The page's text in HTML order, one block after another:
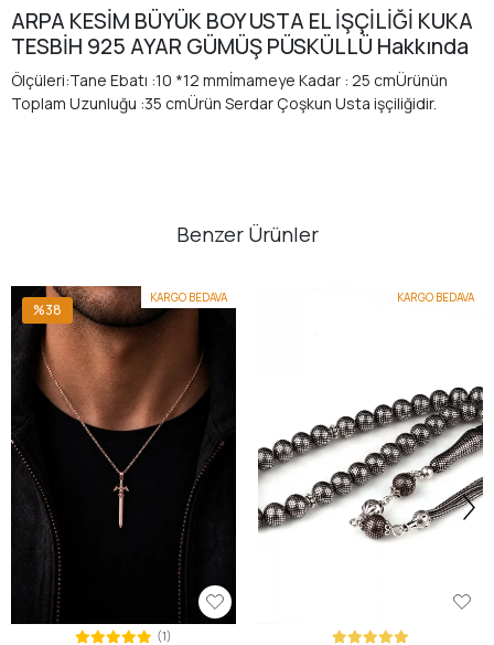
ARPA KESİM BÜYÜK BOY USTA EL İŞÇİLİĞİ KUKA
TESBİH 925 AYAR GÜMÜŞ PÜSKÜLLÜ Hakkında
Ölçüleri:Tane Ebatı :10 *12 mmİmameye Kadar : 25 cmÜrünün
Toplam Uzunluğu :35 cmÜrün Serdar Çoşkun Usta işçiliğidir.
Benzer Ürünler
KARGO BEDAVA
%38
(1)
KARGO BEDAVA